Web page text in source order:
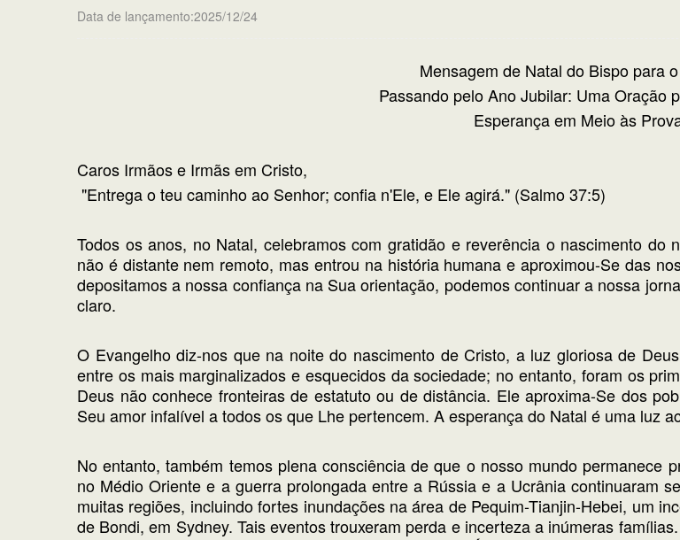
Data de lançamento:2025/12/24
Mensagem de Natal do Bispo para
Passando pelo Ano Jubilar: Uma Oração
Esperança em Meio às
Caros Irmãos e Irmãs em Cristo,
"Entrega o teu caminho ao Senhor; confia n'Ele, e Ele agirá." (Salmo 37:5)
Todos os anos, no Natal, celebramos com gratidão e reverência o nascimento
não é distante nem remoto, mas entrou na história humana e aproximou-Se das
depositamos a nossa confiança na Sua orientação, podemos continuar a nossa
claro.
O Evangelho diz-nos que na noite do nascimento de Cristo, a luz gloriosa de
entre os mais marginalizados e esquecidos da sociedade; no entanto, foram os
Deus não conhece fronteiras de estatuto ou de distância. Ele aproxima-Se dos
Seu amor infalível a todos os que Lhe pertencem. A esperança do Natal é uma luz
No entanto, também temos plena consciência de que o nosso mundo permanece
no Médio Oriente e a guerra prolongada entre a Rússia e a Ucrânia continuaram
muitas regiões, incluindo fortes inundações na área de Pequim-Tianjin-Hebei, um
de Bondi, em Sydney. Tais eventos trouxeram perda e incerteza a inúmeras